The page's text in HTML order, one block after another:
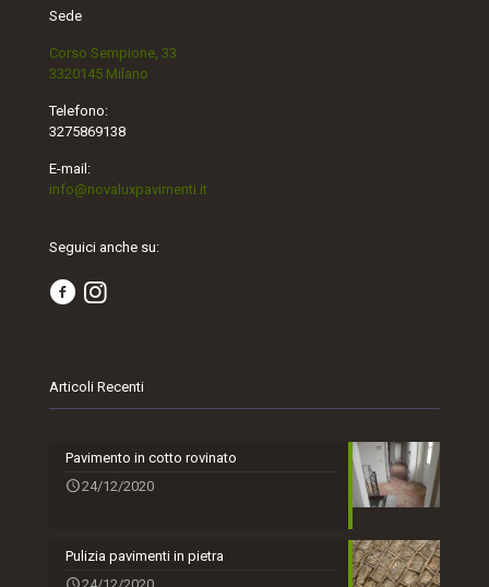
Sede
Corso Sempione, 33
3320145 Milano
Telefono:
3275869138
E-mail:
info@novaluxpavimenti.it
Seguici anche su:
Articoli Recenti
Pavimento in cotto rovinato
24/12/2020
Pulizia pavimenti in pietra